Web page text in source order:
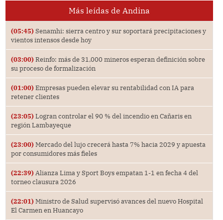
Más leídas de Andina
(05:45) Senamhi: sierra centro y sur soportará precipitaciones y
vientos intensos desde hoy
(03:00) Reinfo: más de 31,000 mineros esperan definición sobre
su proceso de formalización
(01:00) Empresas pueden elevar su rentabilidad con IA para
retener clientes
(23:05) Logran controlar el 90 % del incendio en Cañaris en
región Lambayeque
(23:00) Mercado del lujo crecerá hasta 7% hacia 2029 y apuesta
por consumidores más fieles
(22:39) Alianza Lima y Sport Boys empatan 1-1 en fecha 4 del
torneo clausura 2026
(22:01) Ministro de Salud supervisó avances del nuevo Hospital
El Carmen en Huancayo